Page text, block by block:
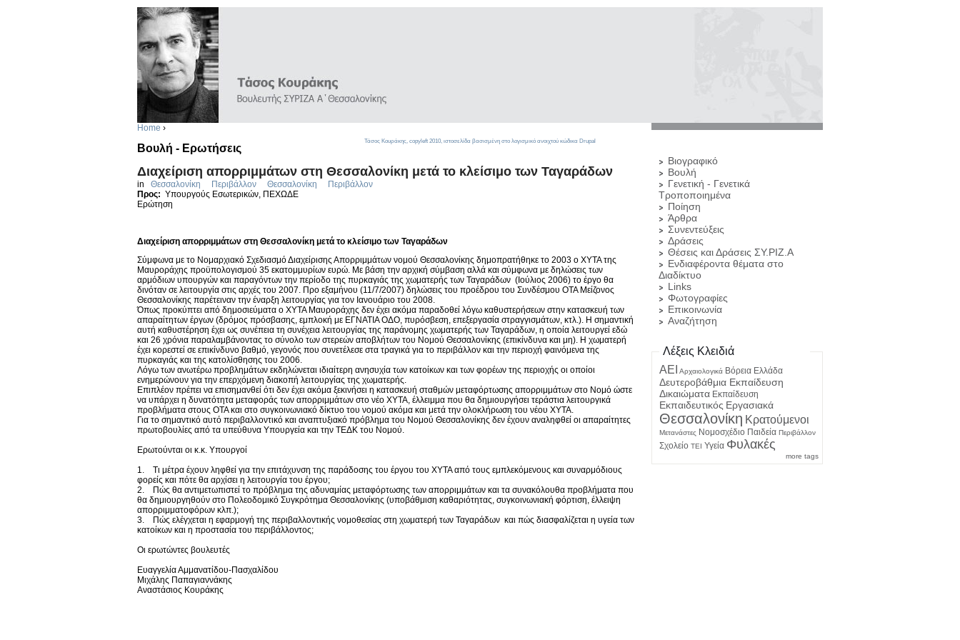
Home ›
Βουλή - Ερωτήσεις
Διαχείριση απορριμμάτων στη Θεσσαλονίκη μετά το κλείσιμο των Ταγαράδων
in Θεσσαλονίκη Περιβάλλον Θεσσαλονίκη
Περιβάλλον
Προς: Υπουργούς Εσωτερικών, ΠΕΧΩΔΕ
Ερώτηση
Διαχείριση απορριμμάτων στη Θεσσαλονίκη μετά το κλείσιμο των Ταγαράδων
Σύμφωνα με το Νομαρχιακό Σχεδιασμό Διαχείρισης Απορριμμάτων νομού Θεσσαλονίκης δημοπρατήθηκε το 2003 ο ΧΥΤΑ της
Μαυροράχης προϋπολογισμού 35 εκατομμυρίων ευρώ. Με βάση την αρχική σύμβαση αλλά και σύμφωνα με δηλώσεις των
αρμόδιων υπουργών και παραγόντων την περίοδο της πυρκαγιάς της χωματερής των Ταγαράδων (Ιούλιος 2006) το έργο θα
δινόταν σε λειτουργία στις αρχές του 2007. Προ εξαμήνου (11/7/2007) δηλώσεις του προέδρου του Συνδέσμου ΟΤΑ Μείζονος
Θεσσαλονίκης παρέτειναν την έναρξη λειτουργίας για τον Ιανουάριο του 2008.
Όπως προκύπτει από δημοσιεύματα ο ΧΥΤΑ Μαυροράχης δεν έχει ακόμα παραδοθεί λόγω καθυστερήσεων στην κατασκευή των
απαραίτητων έργων (δρόμος πρόσβασης, εμπλοκή με ΕΓΝΑΤΙΑ ΟΔΟ, πυρόσβεση, επεξεργασία στραγγισμάτων, κτλ.). Η σημαντική
αυτή καθυστέρηση έχει ως συνέπεια τη συνέχεια λειτουργίας της παράνομης χωματερής των Ταγαράδων, η οποία λειτουργεί εδώ
και 26 χρόνια παραλαμβάνοντας το σύνολο των στερεών αποβλήτων του Νομού Θεσσαλονίκης (επικίνδυνα και μη). Η χωματερή
έχει κορεστεί σε επικίνδυνο βαθμό, γεγονός που συνετέλεσε στα τραγικά για το περιβάλλον και την περιοχή φαινόμενα της
πυρκαγιάς και της κατολίσθησης του 2006.
Λόγω των ανωτέρω προβλημάτων εκδηλώνεται ιδιαίτερη ανησυχία των κατοίκων και των φορέων της περιοχής οι οποίοι
ενημερώνουν για την επερχόμενη διακοπή λειτουργίας της χωματερής.
Επιπλέον πρέπει να επισημανθεί ότι δεν έχει ακόμα ξεκινήσει η κατασκευή σταθμών μεταφόρτωσης απορριμμάτων στο Νομό ώστε
να υπάρχει η δυνατότητα μεταφοράς των απορριμμάτων στο νέο ΧΥΤΑ, έλλειμμα που θα δημιουργήσει τεράστια λειτουργικά
προβλήματα στους ΟΤΑ και στο συγκοινωνιακό δίκτυο του νομού ακόμα και μετά την ολοκλήρωση του νέου ΧΥΤΑ.
Για το σημαντικό αυτό περιβαλλοντικό και αναπτυξιακό πρόβλημα του Νομού Θεσσαλονίκης δεν έχουν αναληφθεί οι απαραίτητες
πρωτοβουλίες από τα υπεύθυνα Υπουργεία και την ΤΕΔΚ του Νομού.
Ερωτούνται οι κ.κ. Υπουργοί
1. Τι μέτρα έχουν ληφθεί για την επιτάχυνση της παράδοσης του έργου του ΧΥΤΑ από τους εμπλεκόμενους και συναρμόδιους
φορείς και πότε θα αρχίσει η λειτουργία του έργου;
2. Πώς θα αντιμετωπιστεί το πρόβλημα της αδυναμίας μεταφόρτωσης των απορριμμάτων και τα συνακόλουθα προβλήματα που
θα δημιουργηθούν στο Πολεοδομικό Συγκρότημα Θεσσαλονίκης (υποβάθμιση καθαριότητας, συγκοινωνιακή φόρτιση, έλλειψη
απορριμματοφόρων κλπ.);
3. Πώς ελέγχεται η εφαρμογή της περιβαλλοντικής νομοθεσίας στη χωματερή των Ταγαράδων και πώς διασφαλίζεται η υγεία των
κατοίκων και η προστασία του περιβάλλοντος;
Οι ερωτώντες βουλευτές
Ευαγγελία Αμμανατίδου-Πασχαλίδου
Μιχάλης Παπαγιαννάκης
Αναστάσιος Κουράκης
Βιογραφικό
Βουλή
Γενετική - Γενετικά
Τροποποιημένα
Ποίηση
Άρθρα
Συνεντεύξεις
Δράσεις
Θέσεις και Δράσεις ΣΥ.ΡΙΖ.Α
Ενδιαφέροντα θέματα στο
Διαδίκτυο
Links
Φωτογραφίες
Επικοινωνία
Αναζήτηση
Λέξεις Κλειδιά
ΑΕΙ
Αρχαιολογικά Βόρεια Ελλάδα
Δευτεροβάθμια Εκπαίδευση
Δικαιώματα Εκπαίδευση
Εκπαιδευτικός Εργασιακά
Θεσσαλονίκη Κρατούμενοι
Μετανάστες Νομοσχέδιο Παιδεία Περιβάλλον
Σχολείο ΤΕΙ Υγεία Φυλακές
more tags
Τάσος Κουράκης, copyleft 2010, ιστοσελίδα βασισμένη στο λογισμικό ανοιχτού κώδικα Drupal